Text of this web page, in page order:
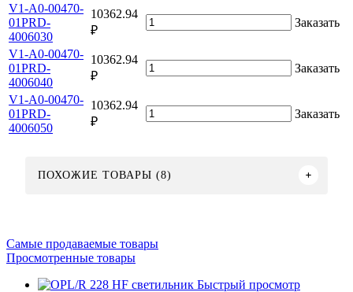
V1-A0-00470-
01PRD-
4006030
10362.94
₽
Заказать
V1-A0-00470-
01PRD-
4006040
10362.94
₽
Заказать
V1-A0-00470-
01PRD-
4006050
10362.94
₽
Заказать
ПОХОЖИЕ ТОВАРЫ (8)
Самые продаваемые товары
Просмотренные товары
Быстрый просмотр